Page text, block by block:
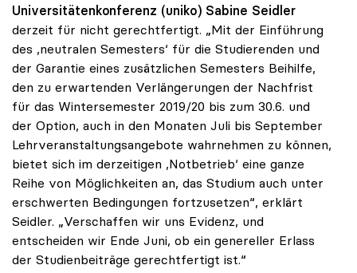
Universitätenkonferenz (uniko) Sabine Seidler
derzeit für nicht gerechtfertigt. „Mit der Einführung
des ,neutralen Semesters‘ für die Studierenden und
der Garantie eines zusätzlichen Semesters Beihilfe,
den zu erwartenden Verlängerungen der Nachfrist
für das Wintersemester 2019/20 bis zum 30.6. und
der Option, auch in den Monaten Juli bis September
Lehrveranstaltungsangebote wahrnehmen zu können,
bietet sich im derzeitigen ,Notbetrieb‘ eine ganze
Reihe von Möglichkeiten an, das Studium auch unter
erschwerten Bedingungen fortzusetzen“, erklärt
Seidler. „Verschaffen wir uns Evidenz, und
entscheiden wir Ende Juni, ob ein genereller Erlass
der Studienbeiträge gerechtfertigt ist.“